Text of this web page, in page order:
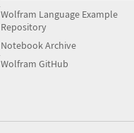
Wolfram Language Example
Repository
Notebook Archive
Wolfram GitHub